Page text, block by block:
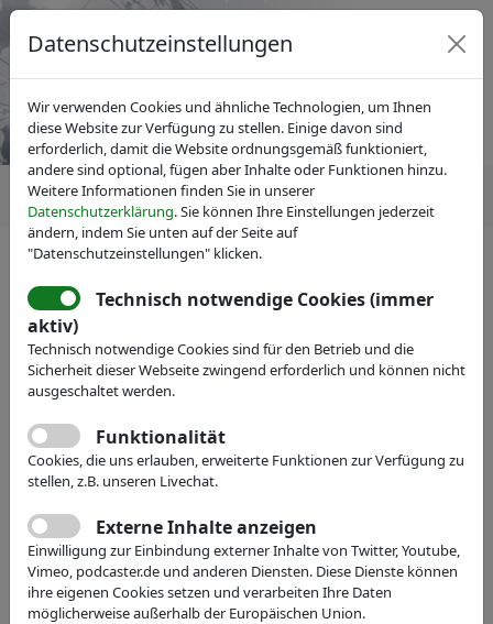
IVAM Fachverband für Mikrotechnik
Veranstaltungen
COMPAMED HIGH-TECH
FORUM 2023 by IVAM
Messebegleitendes Forum in Halle 8a, G40
13.11. - 16.11.2023
Düsseldorf, DE
Datenschutzeinstellungen
Wir verwenden Cookies und ähnliche Technologien, um Ihnen
diese Website zur Verfügung zu stellen. Einige davon sind
erforderlich, damit die Website ordnungsgemäß funktioniert,
andere sind optional, fügen aber Inhalte oder Funktionen hinzu.
Weitere Informationen finden Sie in unserer
Datenschutzerklärung. Sie können Ihre Einstellungen jederzeit
ändern, indem Sie unten auf der Seite auf
"Datenschutzeinstellungen" klicken.
Technisch notwendige Cookies (immer
aktiv)
Technisch notwendige Cookies sind für den Betrieb und die
Sicherheit dieser Webseite zwingend erforderlich und können nicht
ausgeschaltet werden.
Funktionalität
Cookies, die uns erlauben, erweiterte Funktionen zur Verfügung zu
stellen, z.B. unseren Livechat.
Externe Inhalte anzeigen
Einwilligung zur Einbindung externer Inhalte von Twitter, Youtube,
Vimeo, podcaster.de und anderen Diensten. Diese Dienste können
ihre eigenen Cookies setzen und verarbeiten Ihre Daten
möglicherweise außerhalb der Europäischen Union.